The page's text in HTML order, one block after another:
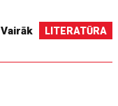
Vairāk LITERATŪRA